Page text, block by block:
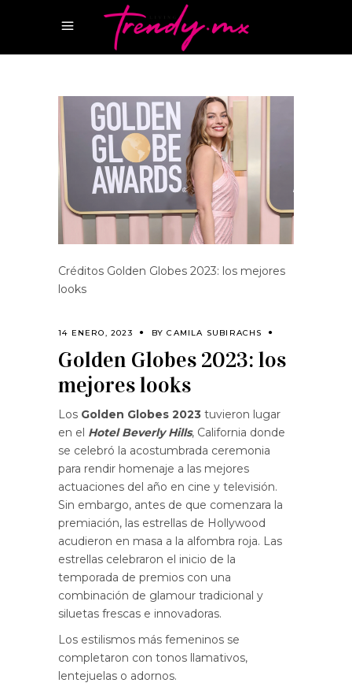
Créditos Golden Globes 2023: los mejores
looks
14 ENERO, 2023 BYCAMILA SUBIRACHS
Golden Globes 2023: los
mejores looks
Los Golden Globes 2023 tuvieron lugar
en el Hotel Beverly Hills, California donde
se celebró la acostumbrada ceremonia
para rendir homenaje a las mejores
actuaciones del año en cine y televisión.
Sin embargo, antes de que comenzara la
premiación, las estrellas de Hollywood
acudieron en masa a la alfombra roja. Las
estrellas celebraron el inicio de la
temporada de premios con una
combinación de glamour tradicional y
siluetas frescas e innovadoras.
Los estilismos más femeninos se
completaron con tonos llamativos,
lentejuelas o adornos.